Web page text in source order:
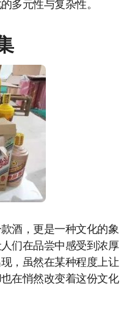
多元性与复杂性。
酒，更是一种文化的象
们在品尝中感受到浓厚
，虽然在某种程度上让
在悄然改变着这份文化